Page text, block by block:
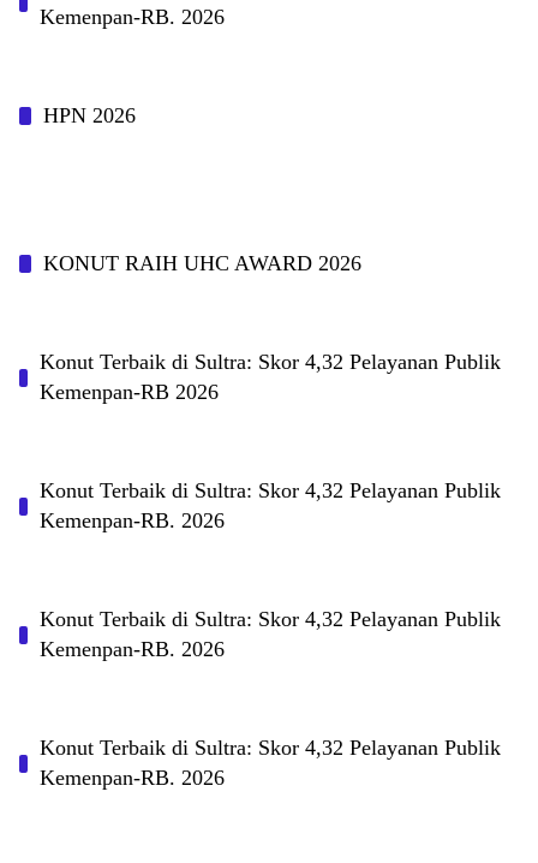
Kemenpan-RB. 2026
HPN 2026
KONUT RAIH UHC AWARD 2026
Konut Terbaik di Sultra: Skor 4,32 Pelayanan Publik
Kemenpan-RB 2026
Konut Terbaik di Sultra: Skor 4,32 Pelayanan Publik
Kemenpan-RB. 2026
Konut Terbaik di Sultra: Skor 4,32 Pelayanan Publik
Kemenpan-RB. 2026
Konut Terbaik di Sultra: Skor 4,32 Pelayanan Publik
Kemenpan-RB. 2026